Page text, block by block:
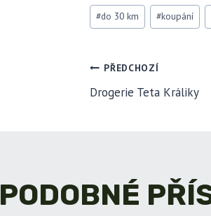
Štítky
příspěvků:
#do 30 km #koupání
PŘEDCHOZÍ
Drogerie Teta Králiky
PODOBNÉ